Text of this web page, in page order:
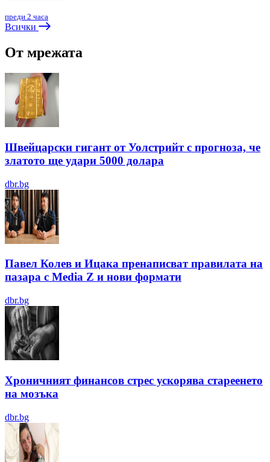
преди 2 часа
Всички
От мрежата
Швейцарски гигант от Уолстрийт с прогноза, че
златото ще удари 5000 долара
dbr.bg
Павел Колев и Ицака пренаписват правилата на
пазара с Media Z и нови формати
dbr.bg
Хроничният финансов стрес ускорява стареенето
на мозъка
dbr.bg